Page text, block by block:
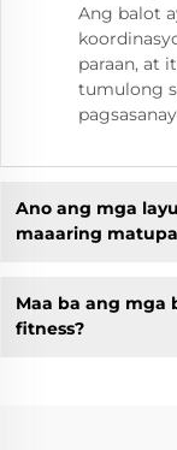
Ang balot
paraan, at
tumulong
Ano ang mga
maaaring
Maa ba ang mga
fitness?